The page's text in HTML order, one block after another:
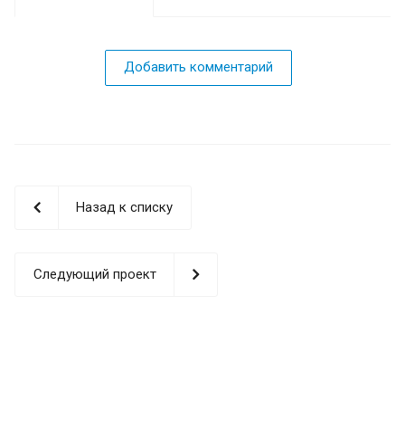
Добавить комментарий
Назад к списку
Следующий проект